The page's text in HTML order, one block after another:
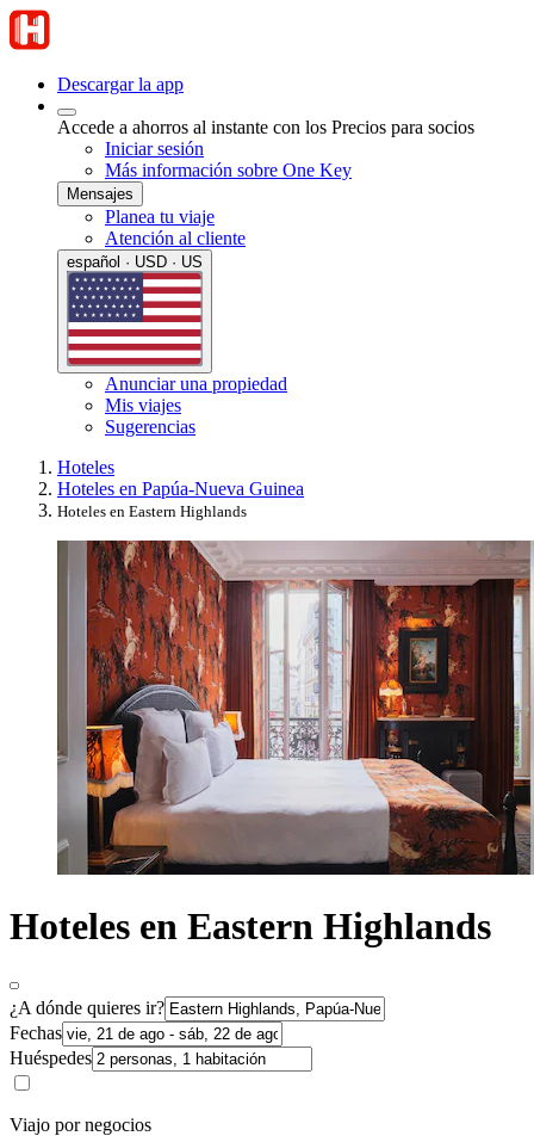
Descargar la app
Accede a ahorros al instante con los Precios para socios
Iniciar sesión
Más información sobre One Key
Mensajes
Planea tu viaje
Atención al cliente
español · USD · US
Anunciar una propiedad
Mis viajes
Sugerencias
Hoteles
Hoteles en Papúa-Nueva Guinea
Hoteles en Eastern Highlands
Hoteles en Eastern Highlands
¿A dónde quieres ir?
Fechas
Huéspedes
Viajo por negocios